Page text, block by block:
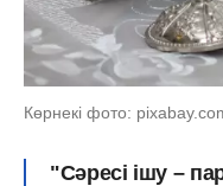
Көрнекі фото:
"Сәресі ішу –